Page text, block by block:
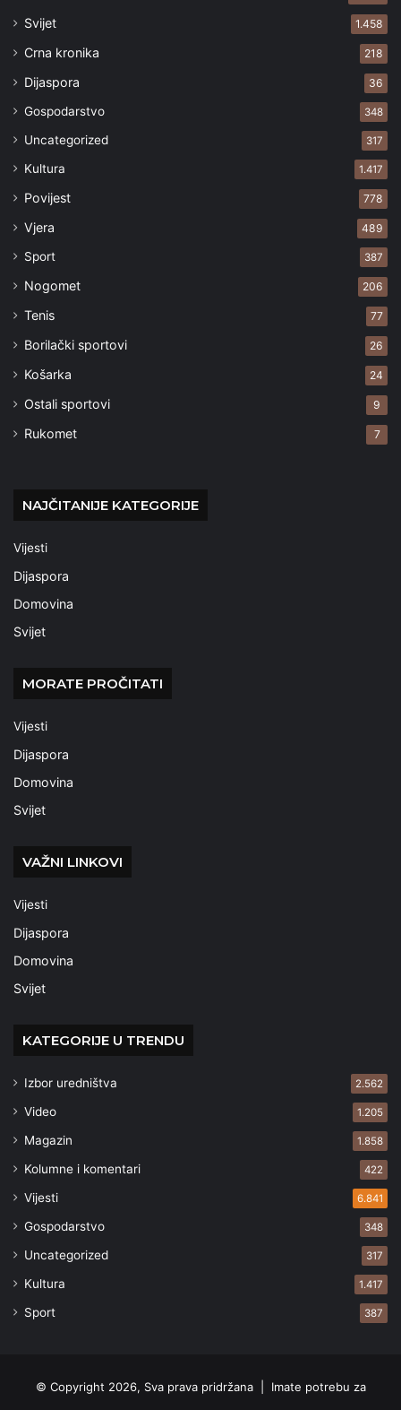
Svijet 1.458
Crna kronika 218
Dijaspora 36
Gospodarstvo 348
Uncategorized 317
Kultura 1.417
Povijest 778
Vjera 489
Sport 387
Nogomet 206
Tenis 77
Borilački sportovi 26
Košarka 24
Ostali sportovi 9
Rukomet 7
NAJČITANIJE KATEGORIJE
Vijesti
Dijaspora
Domovina
Svijet
MORATE PROČITATI
Vijesti
Dijaspora
Domovina
Svijet
VAŽNI LINKOVI
Vijesti
Dijaspora
Domovina
Svijet
KATEGORIJE U TRENDU
Izbor uredništva 2.562
Video 1.205
Magazin 1.858
Kolumne i komentari 422
Vijesti 6.841
Gospodarstvo 348
Uncategorized 317
Kultura 1.417
Sport 387
© Copyright 2026, Sva prava pridržana | Imate potrebu za